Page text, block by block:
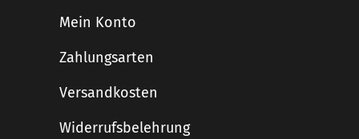
Mein Konto
Zahlungsarten
Versandkosten
Widerrufsbelehrung